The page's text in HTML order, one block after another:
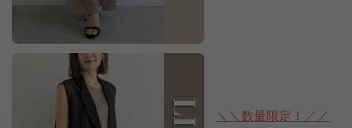
＼＼数量限定！／／